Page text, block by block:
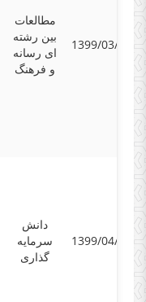
مطالعات
بین رشته
ای رسانه
و فرهنگ
1399/03/31
دانش
سرمایه
گذاری
1399/04/08